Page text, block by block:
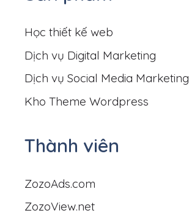
Học thiết kế web
Dịch vụ Digital Marketing
Dịch vụ Social Media Marketing
Kho Theme Wordpress
Thành viên
ZozoAds.com
ZozoView.net